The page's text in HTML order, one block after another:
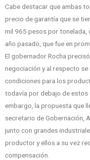
Cabe destacar que ambas
precio de garantía que se
mil 965 pesos por tonelada,
año pasado, que fue en
El gobernador Rocha
negociación y al respecto
condiciones para los
todavía por debajo de estos
embargo, la propuesta que
secretario de Gobernación,
junto con grandes
productor y ellos a su vez
compensación.